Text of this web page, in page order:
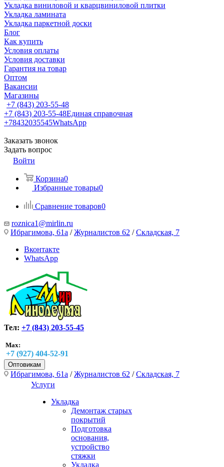
Укладка виниловой и кварцвиниловой плитки
Укладка ламината
Укладка паркетной доски
Блог
Как купить
Условия оплаты
Условия доставки
Гарантия на товар
Оптом
Вакансии
Магазины
+7 (843) 203-55-48
+7 (843) 203-55-48Единая справочная
+78432035545WhatsApp
Заказать звонок
Задать вопрос
Войти
Корзина0
Избранные товары0
Сравнение товаров0
roznica1@mirlin.ru
Ибрагимова, 61а /Журналистов 62 /Складская, 7
Вконтакте
WhatsApp
Тел: +7 (843) 203-55-45
Max:
+7 (927) 404-52-91
Оптовикам
Ибрагимова, 61а /Журналистов 62 /Складская, 7
Услуги
Укладка
Демонтаж старых
покрытий
Подготовка
основания,
устройство
стяжки
Укладка